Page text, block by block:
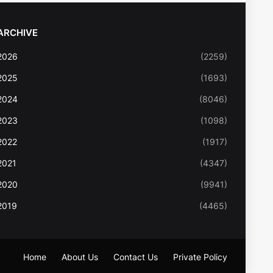
(2259)
(1693)
(8046)
(1098)
(1917)
(4347)
(9941)
(4465)
Home About Us Contact Us Private Policy